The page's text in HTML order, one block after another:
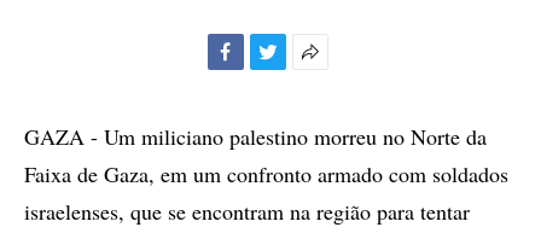
compartilhamento
GAZA - Um miliciano palestino morreu no Norte da
Faixa de Gaza, em um confronto armado com soldados
israelenses, que se encontram na região para tentar